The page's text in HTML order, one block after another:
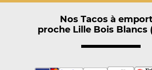
Nos Tacos à
proche Lille Bois Blancs